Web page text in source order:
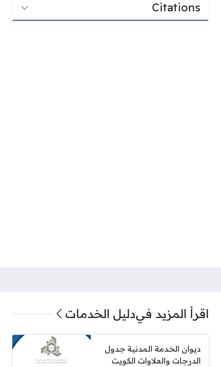
Citations
اقرأ المزيد فيدليل الخدمات
ديوان الخدمة المدنية جدول
الدرجات والعلاوات الكويت